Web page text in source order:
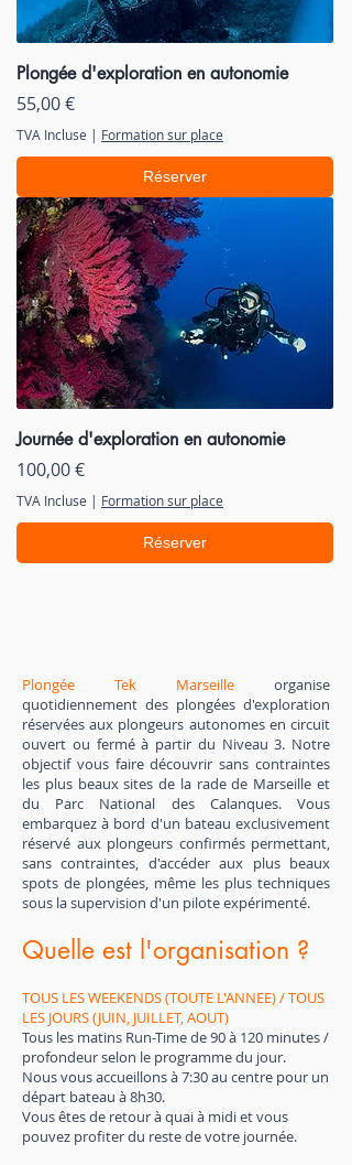
Plongée d'exploration en autonomie
Prix
55,00 €
TVA Incluse | Formation sur place
Réserver
Journée d'exploration en autonomie
Prix
100,00 €
TVA Incluse | Formation sur place
Réserver
Plongée Tek Marseille organise
quotidiennement des plongées d'exploration
réservées aux plongeurs autonomes en circuit
ouvert ou fermé à partir du Niveau 3. Notre
objectif vous faire découvrir sans contraintes
les plus beaux sites de la rade de Marseille et
du Parc National des Calanques. Vous
embarquez à bord d'un bateau exclusivement
réservé aux plongeurs confirmés permettant,
sans contraintes, d'accéder aux plus beaux
spots de plongées, même les plus techniques
sous la supervision d'un pilote expérimenté.
Quelle est l'organisation ?
TOUS LES WEEKENDS (TOUTE L'ANNEE) / TOUS
LES JOURS (JUIN, JUILLET, AOUT)
Tous les matins Run-Time de 90 à 120 minutes /
profondeur selon le programme du jour.
Nous vous accueillons à 7:30 au centre pour un
départ bateau à 8h30.
Vous êtes de retour à quai à midi et vous
pouvez profiter du reste de votre journée.